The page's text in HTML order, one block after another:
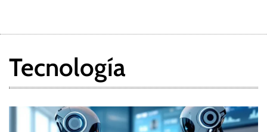
Tecnología